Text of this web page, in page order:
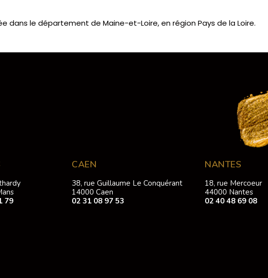
dans le département de Maine-et-Loire, en région Pays de la Loire.
79
CAEN
38, rue Guillaume Le Conquérant
14000 Caen
02 31 08 97 53
NANTES
18, rue Mercoeur
44000 Nantes
02 40 48 69 08